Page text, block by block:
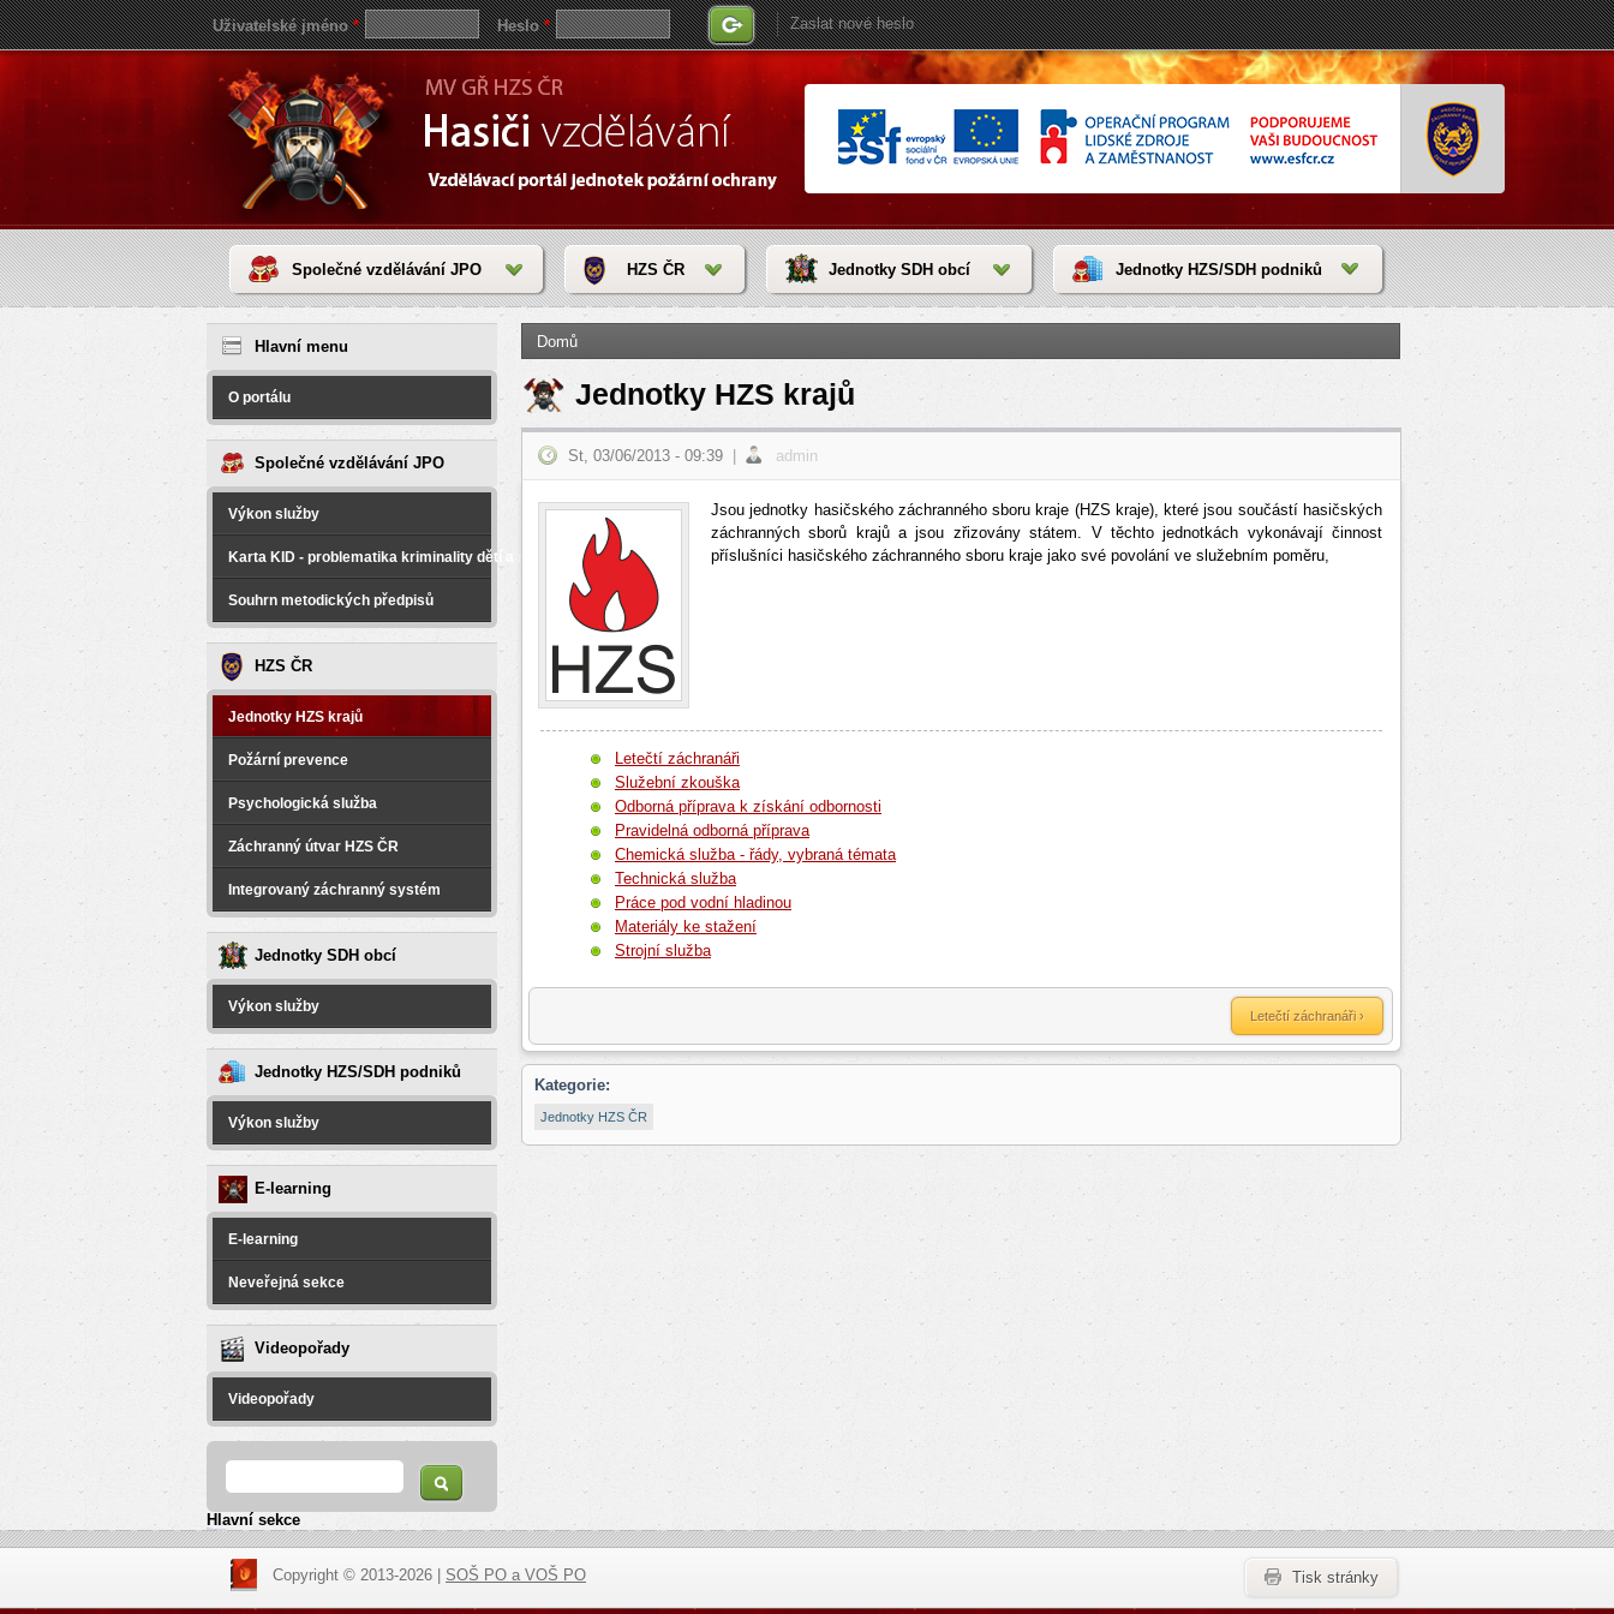
Uživatelské jméno* Heslo* Zaslat nové heslo
Společné vzdělávání JPO HZS ČR Jednotky SDH obcí Jednotky HZS/SDH podniků
Hlavní menu
O portálu
Společné vzdělávání JPO
Výkon služby
Karta KID - problematika kriminality dětí a spáchané na dětech
Souhrn metodických předpisů
HZS ČR
Jednotky HZS krajů
Požární prevence
Psychologická služba
Záchranný útvar HZS ČR
Integrovaný záchranný systém
Jednotky SDH obcí
Výkon služby
Jednotky HZS/SDH podniků
Výkon služby
E-learning
E-learning
Neveřejná sekce
Videopořady
Videopořady
Jste zde
Domů
Jednotky HZS krajů
St, 03/06/2013 - 09:39 admin
Jsou jednotky hasičského záchranného sboru kraje (HZS kraje), které jsou součástí hasičských
záchranných sborů krajů a jsou zřizovány státem. V těchto jednotkách vykonávají činnost
příslušníci hasičského záchranného sboru kraje jako své povolání ve služebním poměru,
Letečtí záchranáři
Služební zkouška
Odborná příprava k získání odbornosti
Pravidelná odborná příprava
Chemická služba - řády, vybraná témata
Technická služba
Práce pod vodní hladinou
Materiály ke stažení
Strojní služba
Letečtí záchranáři ›
Kategorie:
Jednotky HZS ČR
Hlavní sekce
save
reddit
video
coloring
pages
love
horoscope
today
Tisk stránky
Copyright © 2013-2026 | SOŠ PO a VOŠ PO